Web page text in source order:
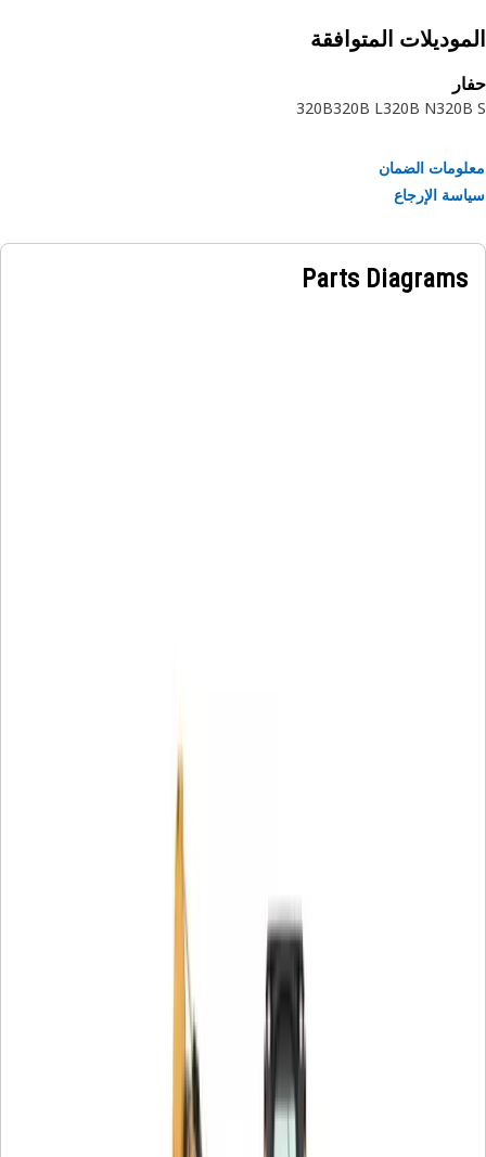
المتوافقة
320B N
320B L
320B
الضمان
الإرجاع
Parts Diagrams